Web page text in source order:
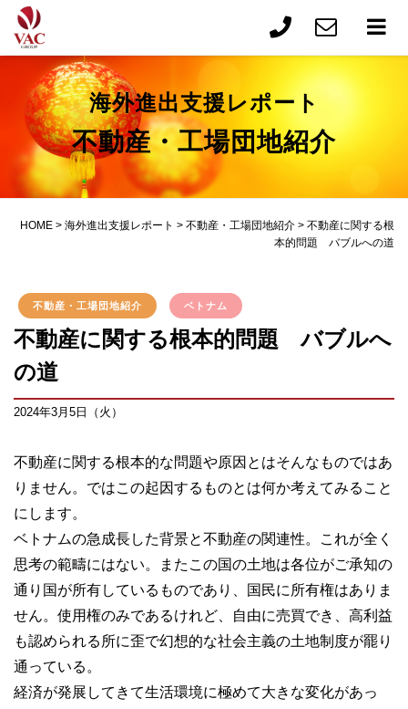
海外進出支援レポート
不動産・工場団地紹介
HOME > 海外進出支援レポート > 不動産・工場団地紹介 > 不動産に関する根
本的問題 バブルへの道
不動産・工場団地紹介 ベトナム
不動産に関する根本的問題 バブルへ
の道
2024年3月5日（火）
不動産に関する根本的な問題や原因とはそんなものではあ
りません。ではこの起因するものとは何か考えてみること
にします。
ベトナムの急成長した背景と不動産の関連性。これが全く
思考の範疇にはない。またこの国の土地は各位がご承知の
通り国が所有しているものであり、国民に所有権はありま
せん。使用権のみであるけれど、自由に売買でき、高利益
も認められる所に歪で幻想的な社会主義の土地制度が罷り
通っている。
経済が発展してきて生活環境に極めて大きな変化があっ